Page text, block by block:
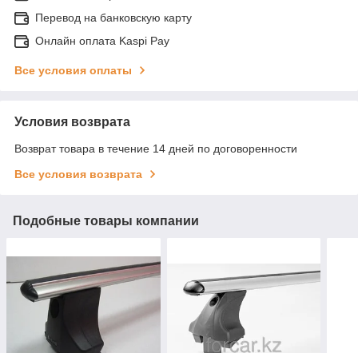
Перевод на банковскую карту
Онлайн оплата Kaspi Pay
Все условия оплаты
Условия возврата
Возврат товара в течение 14 дней по договоренности
Все условия возврата
Подобные товары компании